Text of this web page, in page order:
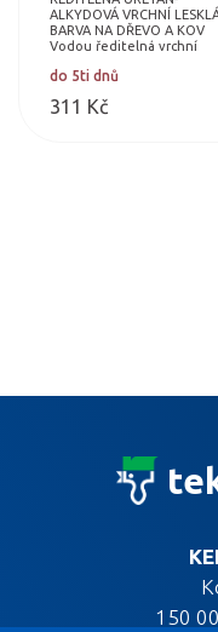
ALKYDOVÁ VRCHNÍ
BARVA NA DŘEVO A KOV
Vodou ředitelná vrchní
bázi na vyjímatelný a
do 5ti dnů
311 Kč
150